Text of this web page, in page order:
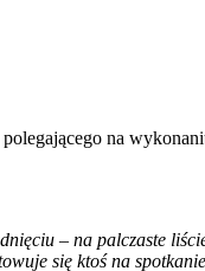
na
– na palczaste
się ktoś na